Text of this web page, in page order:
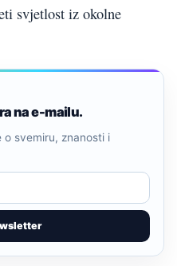
svjetlost iz okolne
na e-mailu.
o svemiru, znanosti i